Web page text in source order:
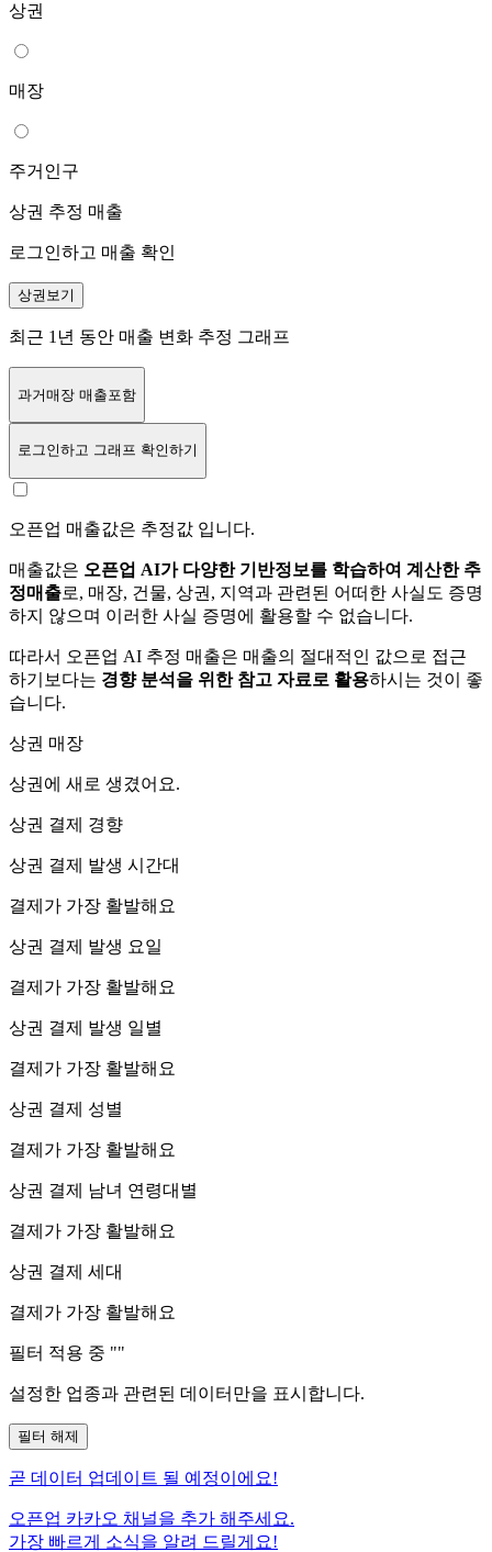
상권
매장
주거인구
상권 추정 매출
로그인하고 매출 확인
상권보기
최근 1년 동안 매출 변화 추정 그래프
과거매장 매출포함
로그인하고 그래프 확인하기
오픈업 매출값은 추정값 입니다.
매출값은 오픈업 AI가 다양한 기반정보를 학습하여 계산한 추
정매출로, 매장, 건물, 상권, 지역과 관련된 어떠한 사실도 증명
하지 않으며 이러한 사실 증명에 활용할 수 없습니다.
따라서 오픈업 AI 추정 매출은 매출의 절대적인 값으로 접근
하기보다는 경향 분석을 위한 참고 자료로 활용하시는 것이 좋
습니다.
상권 매장
상권에 새로 생겼어요.
상권 결제 경향
상권 결제 발생 시간대
결제가 가장 활발해요
상권 결제 발생 요일
결제가 가장 활발해요
상권 결제 발생 일별
결제가 가장 활발해요
상권 결제 성별
결제가 가장 활발해요
상권 결제 남녀 연령대별
결제가 가장 활발해요
상권 결제 세대
결제가 가장 활발해요
필터 적용 중 ""
설정한 업종과 관련된 데이터만을 표시합니다.
필터 해제
곧 데이터 업데이트 될 예정이에요!
오픈업 카카오 채널을 추가 해주세요.
가장 빠르게 소식을 알려 드릴게요!